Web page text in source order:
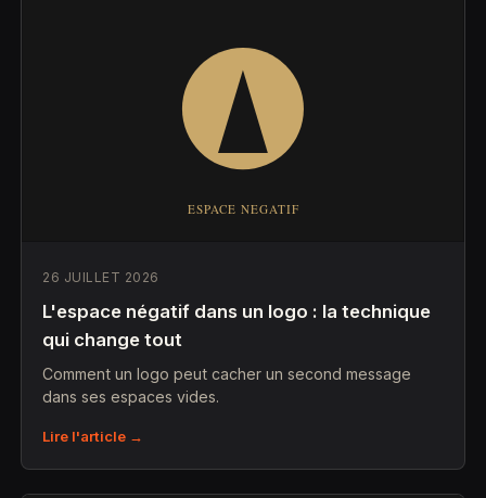
26 JUILLET 2026
L'espace négatif dans un logo : la technique
qui change tout
Comment un logo peut cacher un second message
dans ses espaces vides.
Lire l'article →